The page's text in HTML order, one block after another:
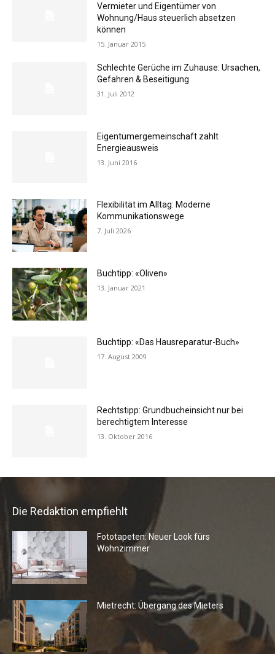
Vermieter und Eigentümer von
Wohnung/Haus steuerlich absetzen
können
15. Januar 2015
Schlechte Gerüche im Zuhause: Ursachen,
Gefahren & Beseitigung
31. Juli 2012
Eigentümergemeinschaft zahlt
Energieausweis
13. Juni 2016
Flexibilität im Alltag: Moderne
Kommunikationswege
7. Juli 2026
Buchtipp: «Oliven»
13. Januar 2021
Buchtipp: «Das Hausreparatur-Buch»
17. August 2009
Rechtstipp: Grundbucheinsicht nur bei
berechtigtem Interesse
13. Oktober 2016
Die Redaktion empfiehlt
Fototapeten: Neuer Look fürs
Wohnzimmer
Mietrecht: Übergang des Mieters